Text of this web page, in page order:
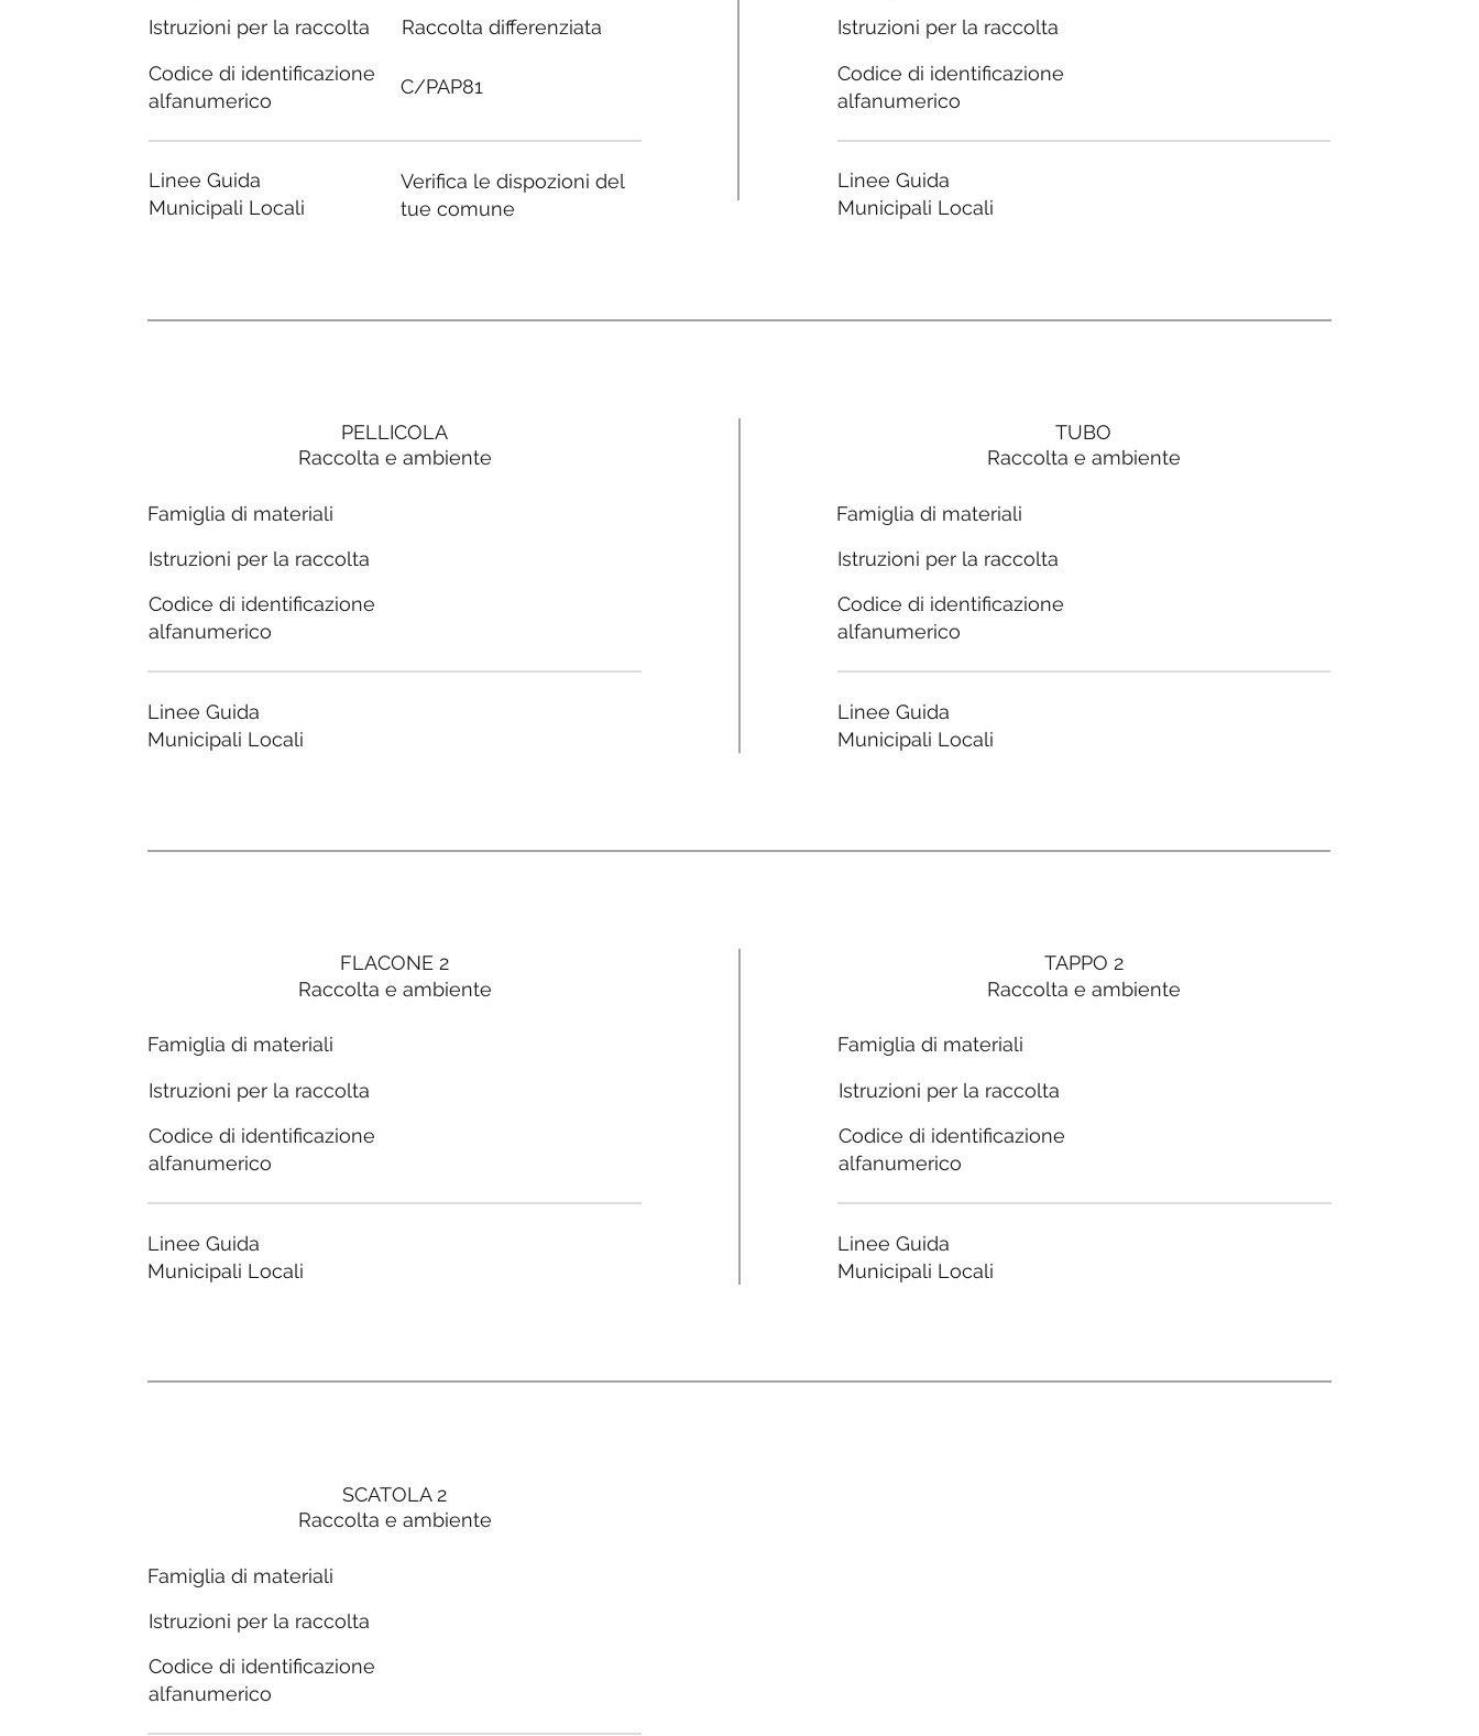
Istruzioni per la raccolta
Codice di identificazione
alfanumerico
Linee Guida
Municipali Locali
Raccolta differenziata
C/PAP81
Verifica le dispozioni del
tue comune
PELLICOLA
Raccolta e ambiente
Famiglia di materiali
Istruzioni per la raccolta
Codice di identificazione
alfanumerico
Linee Guida
Municipali Locali
FLACONE 2
Raccolta e ambiente
Famiglia di materiali
Istruzioni per la raccolta
Codice di identificazione
alfanumerico
Linee Guida
Municipali Locali
SCATOLA 2
Raccolta e ambiente
Famiglia di materiali
Istruzioni per la raccolta
Codice di identificazione
alfanumerico
Istruzioni per la raccolta
Codice di identificazione
alfanumerico
Linee Guida
Municipali Locali
TUBO
Raccolta e ambiente
Famiglia di materiali
Istruzioni per la raccolta
Codice di identificazione
alfanumerico
Linee Guida
Municipali Locali
TAPPO 2
Raccolta e ambiente
Famiglia di materiali
Istruzioni per la raccolta
Codice di identificazione
alfanumerico
Linee Guida
Municipali Locali